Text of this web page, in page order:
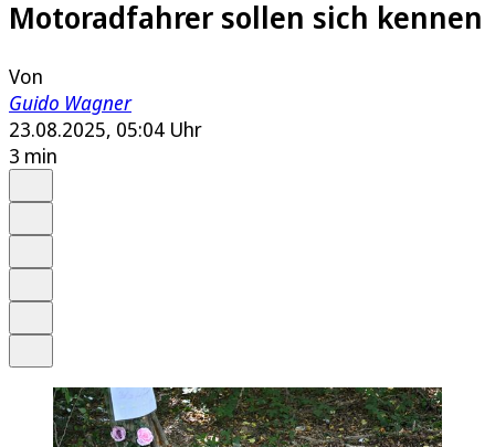
Motoradfahrer sollen sich kennen
Von
Guido Wagner
23.08.2025, 05:04 Uhr
3 min